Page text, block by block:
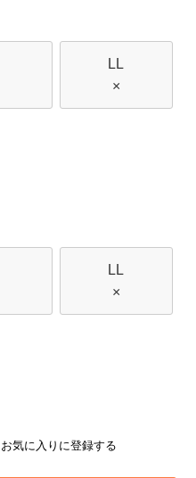
LL
×
LL
×
お気に入りに登録する